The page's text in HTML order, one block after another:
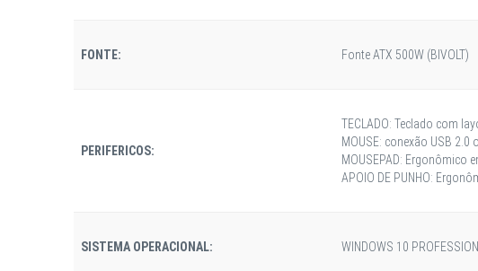
FONTE: Fonte ATX 500W (BIVOLT)
PERIFERICOS:
TECLADO: Teclado com
MOUSE: conexão USB 2.0
MOUSEPAD: Ergonômico
APOIO DE PUNHO:
SISTEMA OPERACIONAL: WINDOWS 10